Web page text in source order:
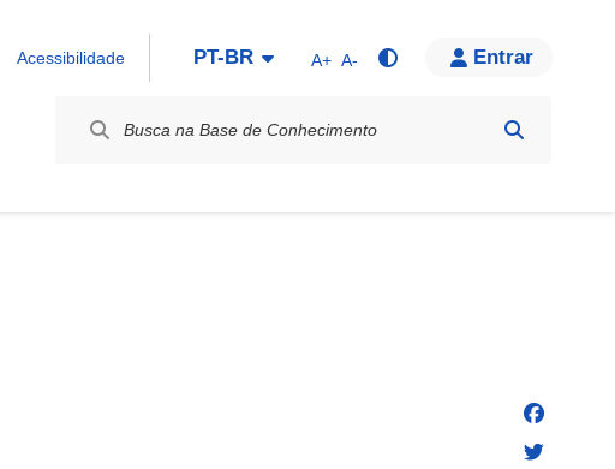
Acessibilidade PT-BR A+ A- Entrar